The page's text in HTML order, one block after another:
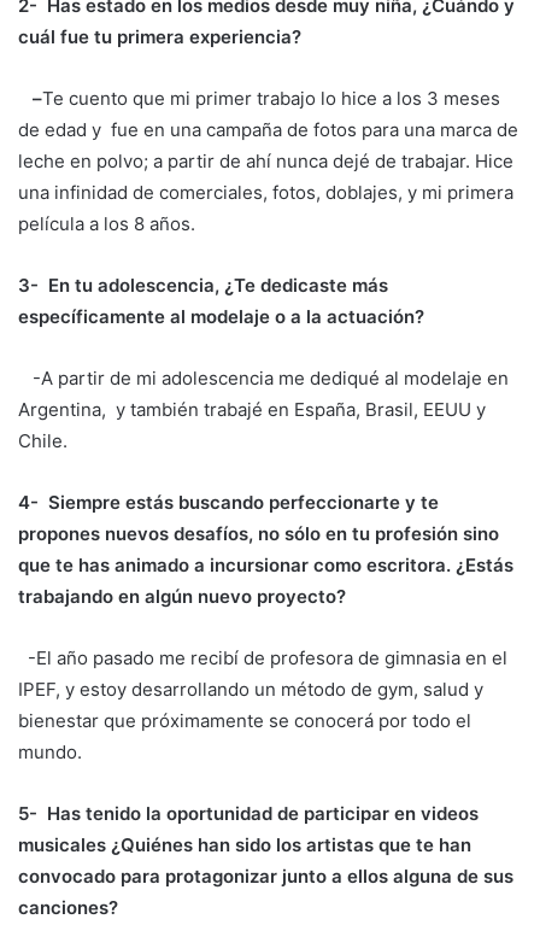
2- Has estado en los medios desde muy niña, ¿Cuándo y
cuál fue tu primera experiencia?
–Te cuento que mi primer trabajo lo hice a los 3 meses
de edad y fue en una campaña de fotos para una marca de
leche en polvo; a partir de ahí nunca dejé de trabajar. Hice
una infinidad de comerciales, fotos, doblajes, y mi primera
película a los 8 años.
3- En tu adolescencia, ¿Te dedicaste más
específicamente al modelaje o a la actuación?
-A partir de mi adolescencia me dediqué al modelaje en
Argentina, y también trabajé en España, Brasil, EEUU y
Chile.
4- Siempre estás buscando perfeccionarte y te
propones nuevos desafíos, no sólo en tu profesión sino
que te has animado a incursionar como escritora. ¿Estás
trabajando en algún nuevo proyecto?
-El año pasado me recibí de profesora de gimnasia en el
IPEF, y estoy desarrollando un método de gym, salud y
bienestar que próximamente se conocerá por todo el
mundo.
5- Has tenido la oportunidad de participar en videos
musicales ¿Quiénes han sido los artistas que te han
convocado para protagonizar junto a ellos alguna de sus
canciones?